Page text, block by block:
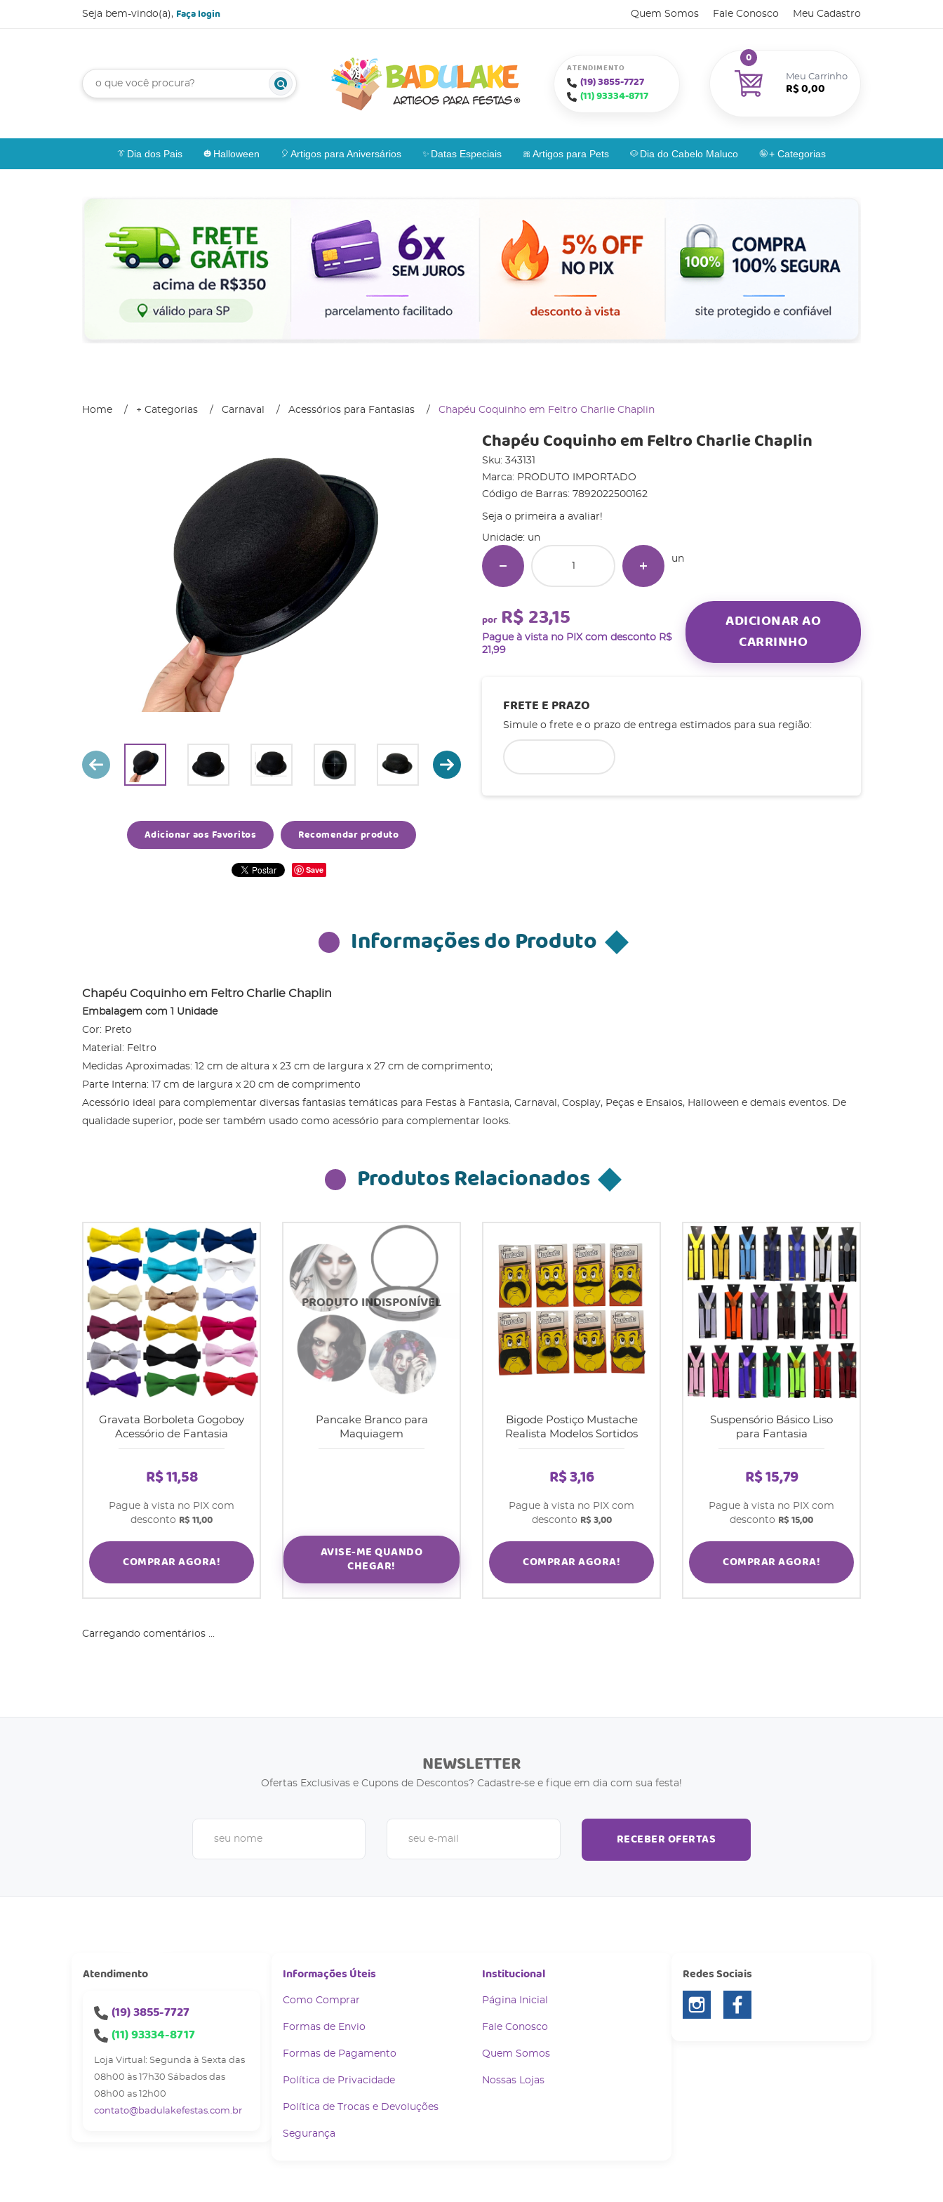
Seja bem-vindo(a), Faça login Quem Somos Fale Conosco Meu Cadastro
ATENDIMENTO
(19)3855-7727
(11)93334-8717
Meu Carrinho
0
R$ 0,00
Dia dos Pais Halloween Artigos para Aniversários Datas Especiais Artigos para Pets Dia do Cabelo Maluco + Categorias
Home + Categorias Carnaval Acessórios para Fantasias Chapéu Coquinho em Feltro Charlie Chaplin
Adicionar aos Favoritos Recomendar produto
Save
Chapéu Coquinho em Feltro Charlie Chaplin
Sku: 343131
Marca: PRODUTO IMPORTADO
Código de Barras: 7892022500162
Seja o primeira a avaliar!
Unidade: un
un
por R$ 23,15
Pague à vista no PIX com desconto R$
21,99
ADICIONAR AO
CARRINHO
FRETE E PRAZO
Simule o frete e o prazo de entrega estimados para sua região:
Informações do Produto
Chapéu Coquinho em Feltro Charlie Chaplin
Embalagem com 1 Unidade
Cor: Preto
Material: Feltro
Medidas Aproximadas: 12 cm de altura x 23 cm de largura x 27 cm de comprimento;
Parte Interna: 17 cm de largura x 20 cm de comprimento
Acessório ideal para complementar diversas fantasias temáticas para Festas à Fantasia, Carnaval, Cosplay, Peças e Ensaios, Halloween e demais eventos. De
qualidade superior, pode ser também usado como acessório para complementar looks.
Produtos Relacionados
Gravata Borboleta Gogoboy
Acessório de Fantasia
R$ 11,58
Pague à vista no PIX com
desconto R$ 11,00
COMPRAR AGORA!
Pancake Branco para
Maquiagem
AVISE-ME QUANDO
CHEGAR!
Bigode Postiço Mustache
Realista Modelos Sortidos
R$ 3,16
Pague à vista no PIX com
desconto R$ 3,00
COMPRAR AGORA!
Suspensório Básico Liso
para Fantasia
R$ 15,79
Pague à vista no PIX com
desconto R$ 15,00
COMPRAR AGORA!
Carregando comentários ...
NEWSLETTER
Ofertas Exclusivas e Cupons de Descontos? Cadastre-se e fique em dia com sua festa!
RECEBER OFERTAS
Atendimento
(19)3855-7727
(11)93334-8717
Loja Virtual: Segunda à Sexta das
08h00 às 17h30 Sábados das
08h00 as 12h00
contato@badulakefestas.com.br
Informações Úteis
Como Comprar
Formas de Envio
Formas de Pagamento
Política de Privacidade
Política de Trocas e Devoluções
Segurança
Institucional
Página Inicial
Fale Conosco
Quem Somos
Nossas Lojas
Redes Sociais